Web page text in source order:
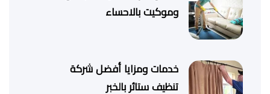
وموكيت بالاحساء
خدمات ومزايا أفضل شركة
تنظيف ستائر بالخبر